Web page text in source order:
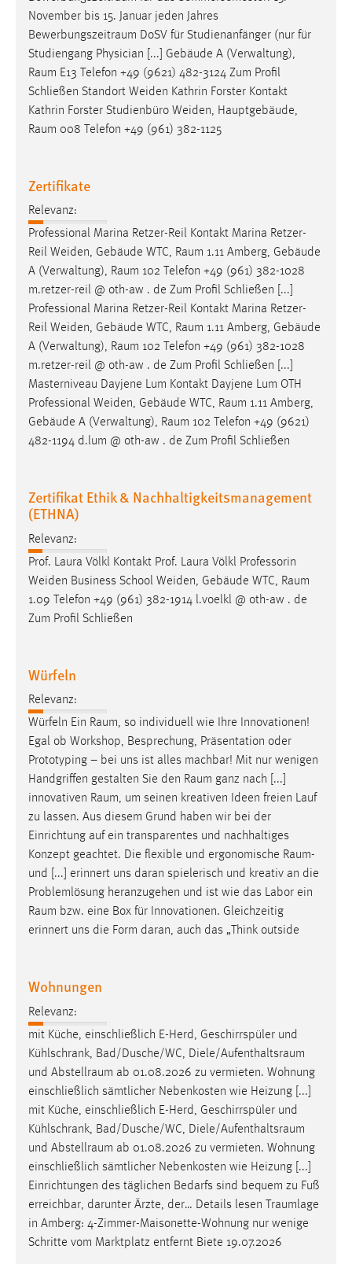
November bis 15. Januar jeden Jahres
Bewerbungszeitraum DoSV für Studienanfänger (nur für
Studiengang Physician [...] Gebäude A (Verwaltung),
Raum E13 Telefon +49 (9621) 482-3124 Zum Profil
Schließen Standort Weiden Kathrin Forster Kontakt
Kathrin Forster Studienbüro Weiden, Hauptgebäude,
Raum 008 Telefon +49 (961) 382-1125
Zertifikate
Relevanz:
Professional Marina Retzer-Reil Kontakt Marina Retzer-
Reil Weiden, Gebäude WTC, Raum 1.11 Amberg, Gebäude
A (Verwaltung), Raum 102 Telefon +49 (961) 382-1028
m.retzer-reil @ oth-aw . de Zum Profil Schließen [...]
Professional Marina Retzer-Reil Kontakt Marina Retzer-
Reil Weiden, Gebäude WTC, Raum 1.11 Amberg, Gebäude
A (Verwaltung), Raum 102 Telefon +49 (961) 382-1028
m.retzer-reil @ oth-aw . de Zum Profil Schließen [...]
Masterniveau Dayjene Lum Kontakt Dayjene Lum OTH
Professional Weiden, Gebäude WTC, Raum 1.11 Amberg,
Gebäude A (Verwaltung), Raum 102 Telefon +49 (9621)
482-1194 d.lum @ oth-aw . de Zum Profil Schließen
Zertifikat Ethik & Nachhaltigkeitsmanagement
(ETHNA)
Relevanz:
Prof. Laura Völkl Kontakt Prof. Laura Völkl Professorin
Weiden Business School Weiden, Gebäude WTC, Raum
1.09 Telefon +49 (961) 382-1914 l.voelkl @ oth-aw . de
Zum Profil Schließen
Würfeln
Relevanz:
Würfeln Ein Raum, so individuell wie Ihre Innovationen!
Egal ob Workshop, Besprechung, Präsentation oder
Prototyping – bei uns ist alles machbar! Mit nur wenigen
Handgriffen gestalten Sie den Raum ganz nach [...]
innovativen Raum, um seinen kreativen Ideen freien Lauf
zu lassen. Aus diesem Grund haben wir bei der
Einrichtung auf ein transparentes und nachhaltiges
Konzept geachtet. Die flexible und ergonomische Raum-
und [...] erinnert uns daran spielerisch und kreativ an die
Problemlösung heranzugehen und ist wie das Labor ein
Raum bzw. eine Box für Innovationen. Gleichzeitig
erinnert uns die Form daran, auch das „Think outside
Wohnungen
Relevanz:
mit Küche, einschließlich E-Herd, Geschirrspüler und
Kühlschrank, Bad/Dusche/WC, Diele/Aufenthaltsraum
und Abstellraum ab 01.08.2026 zu vermieten. Wohnung
einschließlich sämtlicher Nebenkosten wie Heizung [...]
mit Küche, einschließlich E-Herd, Geschirrspüler und
Kühlschrank, Bad/Dusche/WC, Diele/Aufenthaltsraum
und Abstellraum ab 01.08.2026 zu vermieten. Wohnung
einschließlich sämtlicher Nebenkosten wie Heizung [...]
Einrichtungen des täglichen Bedarfs sind bequem zu Fuß
erreichbar, darunter Ärzte, der… Details lesen Traumlage
in Amberg: 4-Zimmer-Maisonette-Wohnung nur wenige
Schritte vom Marktplatz entfernt Biete 19.07.2026